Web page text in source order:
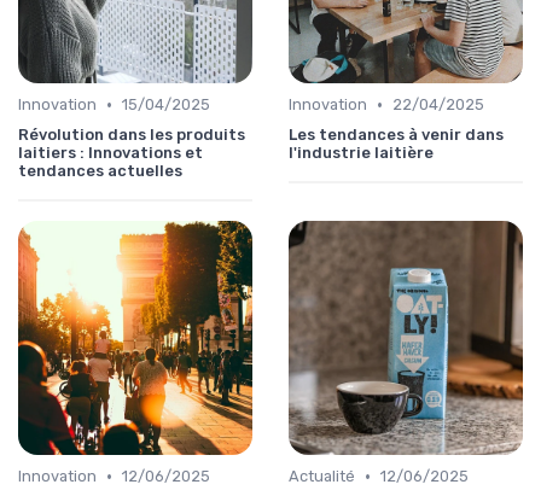
Innovation • 15/04/2025
Révolution dans les produits
laitiers : Innovations et
tendances actuelles
Innovation •
22/04/2025
Les tendances à venir dans
l'industrie laitière
Innovation • 12/06/2025
Actualité • 12/06/2025